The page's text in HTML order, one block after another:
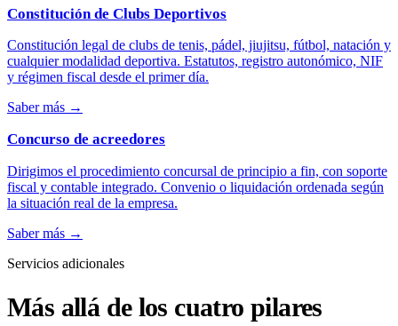
Constitución de Clubs Deportivos
Constitución legal de clubs de tenis, pádel, jiujitsu, fútbol, natación y
cualquier modalidad deportiva. Estatutos, registro autonómico, NIF
y régimen fiscal desde el primer día.
Saber más →
Concurso de acreedores
Dirigimos el procedimiento concursal de principio a fin, con soporte
fiscal y contable integrado. Convenio o liquidación ordenada según
la situación real de la empresa.
Saber más →
Servicios adicionales
Más allá de los cuatro pilares